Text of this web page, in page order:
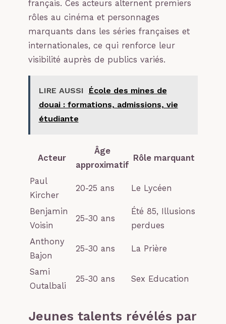
français. Ces acteurs alternent premiers
rôles au cinéma et personnages
marquants dans les séries françaises et
internationales, ce qui renforce leur
visibilité auprès de publics variés.
LIRE AUSSI
École des mines de
douai : formations, admissions, vie
étudiante
Acteur
Âge
approximatif
Rôle marquant
Paul
Kircher
20-25 ans Le Lycéen
Benjamin
Voisin
25-30 ans
Été 85, Illusions
perdues
Anthony
Bajon
25-30 ans La Prière
Sami
Outalbali
25-30 ans Sex Education
Jeunes talents révélés par